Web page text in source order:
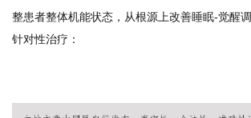
整患者整体机能状态，从根源上改善睡眠-觉醒
针对性治疗：